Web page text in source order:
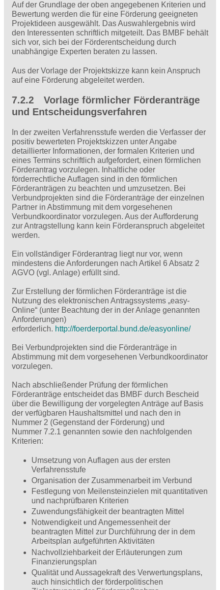
Auf der Grundlage der oben angegebenen Kriterien und
Bewertung werden die für eine Förderung geeigneten
Projektideen ausgewählt. Das Auswahlergebnis wird
den Interessenten schriftlich mitgeteilt. Das BMBF behält
sich vor, sich bei der Förderentscheidung durch
unabhängige Experten beraten zu lassen.
Aus der Vorlage der Projektskizze kann kein Anspruch
auf eine Förderung abgeleitet werden.
7.2.2 Vorlage förmlicher Förderanträge
und Entscheidungsverfahren
In der zweiten Verfahrensstufe werden die Verfasser der
positiv bewerteten Projektskizzen unter Angabe
detaillierter Informationen, der formalen Kriterien und
eines Termins schriftlich aufgefordert, einen förmlichen
Förderantrag vorzulegen. Inhaltliche oder
förderrechtliche Auflagen sind in den förmlichen
Förderanträgen zu beachten und umzusetzen. Bei
Verbundprojekten sind die Förderanträge der einzelnen
Partner in Abstimmung mit dem vorgesehenen
Verbundkoordinator vorzulegen. Aus der Aufforderung
zur Antragstellung kann kein Förderanspruch abgeleitet
werden.
Ein vollständiger Förderantrag liegt nur vor, wenn
mindestens die Anforderungen nach Artikel 6 Absatz 2
AGVO (vgl. Anlage) erfüllt sind.
Zur Erstellung der förmlichen Förderanträge ist die
Nutzung des elektronischen Antragssystems „easy-
Online“ (unter Beachtung der in der Anlage genannten
Anforderungen)
erforderlich. http://foerderportal.bund.de/easyonline/
Bei Verbundprojekten sind die Förderanträge in
Abstimmung mit dem vorgesehenen Verbundkoordinator
vorzulegen.
Nach abschließender Prüfung der förmlichen
Förderanträge entscheidet das BMBF durch Bescheid
über die Bewilligung der vorgelegten Anträge auf Basis
der verfügbaren Haushaltsmittel und nach den in
Nummer 2 (Gegenstand der Förderung) und
Nummer 7.2.1 genannten sowie den nachfolgenden
Kriterien:
Umsetzung von Auflagen aus der ersten
Verfahrensstufe
Organisation der Zusammenarbeit im Verbund
Festlegung von Meilensteinzielen mit quantitativen
und nachprüfbaren Kriterien
Zuwendungsfähigkeit der beantragten Mittel
Notwendigkeit und Angemessenheit der
beantragten Mittel zur Durchführung der in dem
Arbeitsplan aufgeführten Aktivitäten
Nachvollziehbarkeit der Erläuterungen zum
Finanzierungsplan
Qualität und Aussagekraft des Verwertungsplans,
auch hinsichtlich der förderpolitischen